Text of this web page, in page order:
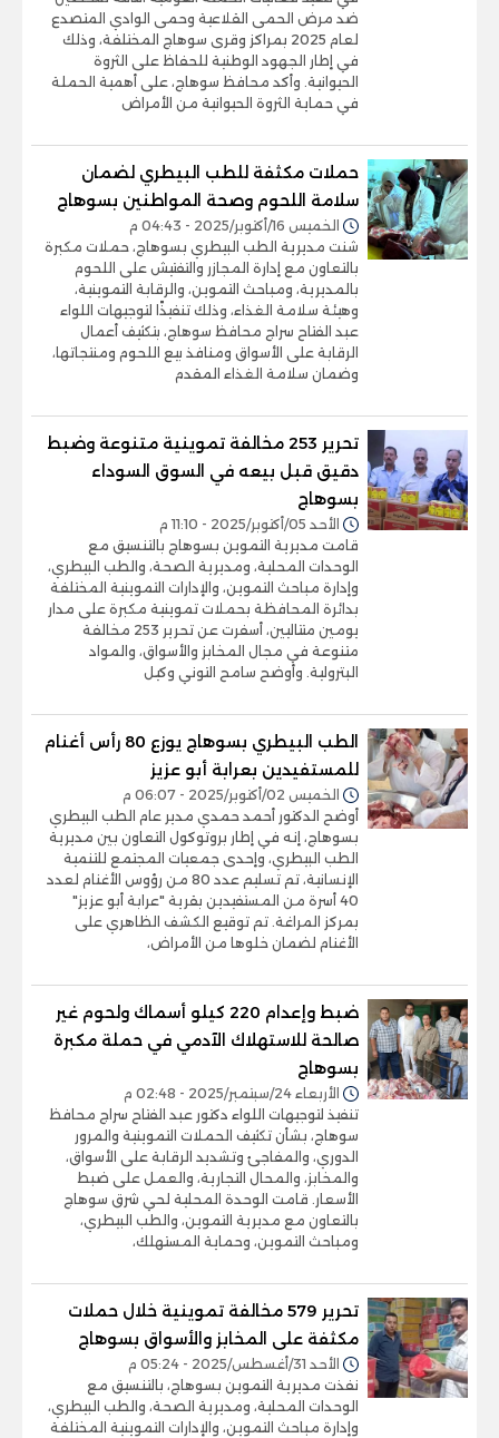
ضد مرض الحمى القلاعية وحمى الوادي المتصدع
لعام 2025 بمراكز وقرى سوهاج المختلفة، وذلك
في إطار الجهود الوطنية للحفاظ على الثروة
الحيوانية. وأكد محافظ سوهاج، على أهمية الحملة
في حماية الثروة الحيوانية من الأمراض
حملات مكثفة للطب البيطري لضمان
سلامة اللحوم وصحة المواطنين بسوهاج
الخميس 16/أكتوبر/2025 - 04:43 م
شنت مديرية الطب البيطري بسوهاج، حملات مكبرة
بالتعاون مع إدارة المجازر والتفتيش على اللحوم
بالمديرية، ومباحث التموين، والرقابة التموينية،
وهيئة سلامة الغذاء، وذلك تنفيذًا لتوجيهات اللواء
عبد الفتاح سراج محافظ سوهاج، بتكثيف أعمال
الرقابة على الأسواق ومنافذ بيع اللحوم ومنتجاتها،
وضمان سلامة الغذاء المقدم
تحرير 253 مخالفة تموينية متنوعة وضبط
دقيق قبل بيعه في السوق السوداء
بسوهاج
الأحد 05/أكتوبر/2025 - 11:10 م
قامت مديرية التموين بسوهاج بالتنسيق مع
الوحدات المحلية، ومديرية الصحة، والطب البيطري،
وإدارة مباحث التموين، والإدارات التموينية المختلفة
بدائرة المحافظة بحملات تموينية مكبرة على مدار
يومين متتاليين، أسفرت عن تحرير 253 مخالفة
متنوعة في مجال المخابز والأسواق، والمواد
البترولية. وأوضح سامح التوني وكيل
الطب البيطري بسوهاج يوزع 80 رأس أغنام
للمستفيدين بعرابة أبو عزيز
الخميس 02/أكتوبر/2025 - 06:07 م
أوضح الدكتور أحمد حمدي مدير عام الطب البيطري
بسوهاج، إنه في إطار بروتوكول التعاون بين مديرية
الطب البيطري، وإحدى جمعيات المجتمع للتنمية
الإنسانية، تم تسليم عدد 80 من رؤوس الأغنام لعدد
40 أسرة من المستفيدين بقرية "عرابة أبو عزيز"
بمركز المراغة. تم توقيع الكشف الظاهري على
الأغنام لضمان خلوها من الأمراض،
ضبط وإعدام 220 كيلو أسماك ولحوم غير
صالحة للاستهلاك الآدمي في حملة مكبرة
بسوهاج
الأربعاء 24/سبتمبر/2025 - 02:48 م
تنفيذ لتوجيهات اللواء دكتور عبد الفتاح سراج محافظ
سوهاج، بشأن تكثيف الحملات التموينية والمرور
الدوري، والمفاجئ وتشديد الرقابة على الأسواق،
والمخابز، والمحال التجارية، والعمل على ضبط
الأسعار. قامت الوحدة المحلية لحي شرق سوهاج
بالتعاون مع مديرية التموين، والطب البيطري،
ومباحث التموين، وحماية المستهلك،
تحرير 579 مخالفة تموينية خلال حملات
مكثفة على المخابز والأسواق بسوهاج
الأحد 31/أغسطس/2025 - 05:24 م
نفذت مديرية التموين بسوهاج، بالتنسيق مع
الوحدات المحلية، ومديرية الصحة، والطب البيطري،
وإدارة مباحث التموين، والإدارات التموينية المختلفة